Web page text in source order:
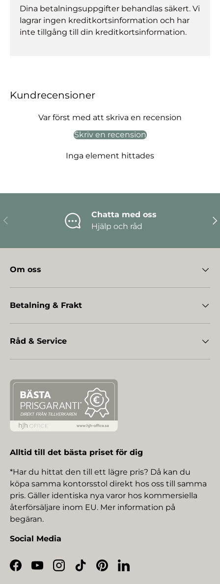
Dina betalningsuppgifter behandlas säkert. Vi
lagrar ingen kreditkortsinformation och har
inte tillgång till din kreditkortsinformation.
Kundrecensioner
Var först med att skriva en recension
Skriv en recension
Inga element hittades
Föregående
Chatta med oss
Hjälp och råd
Om oss
Betalning & Frakt
Råd & Service
Alltid till det bästa priset för dig
*Har du hittat den till ett lägre pris? Då kan du
köpa samma kontorsstol direkt hos oss till samma
pris. Gäller identiska nya varor hos kommersiella
återförsäljare inom EU. Mer information på
begäran.
Social Media
Facebook
YouTubeInstagram
TikTokPinterestLinkedIn